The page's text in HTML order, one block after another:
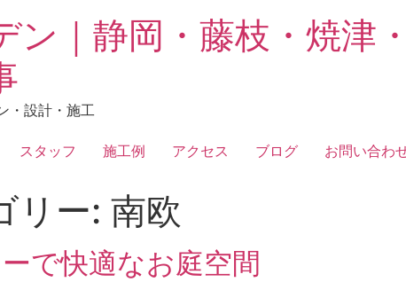
ン｜静岡・藤枝・焼津
・設計・施工
スタッフ 施工例 アクセス ブログ お問い合わ
リー: 南欧
で快適なお庭空間